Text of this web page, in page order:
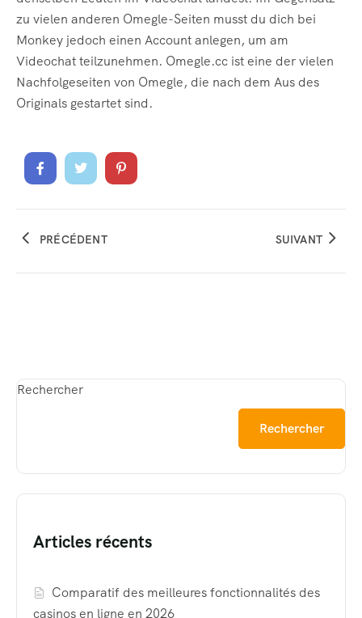
zu vielen anderen Omegle-Seiten musst du dich bei
Monkey jedoch einen Account anlegen, um am
Videochat teilzunehmen. Omegle.cc ist eine der vielen
Nachfolgeseiten von Omegle, die nach dem Aus des
Originals gestartet sind.
PRÉCÉDENT SUIVANT
Rechercher
Rechercher
Articles récents
Comparatif des meilleures fonctionnalités des
casinos en ligne en 2026